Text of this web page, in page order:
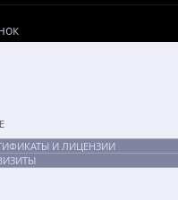
И ЛИЦЕНЗИИ